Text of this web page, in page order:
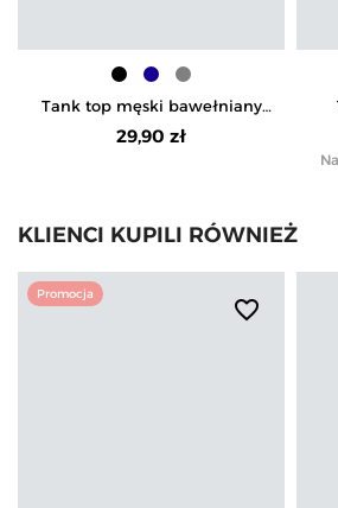
Tank top męski bawełniany
koszulka bez rękawów
29,90 zł
KLIENCI KUPILI RÓWNIEŻ
Promocja
favorite_border